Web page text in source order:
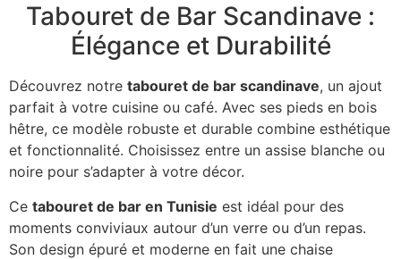
Tabouret de Bar Scandinave :
Élégance et Durabilité
Découvrez notre tabouret de bar scandinave, un ajout
parfait à votre cuisine ou café. Avec ses pieds en bois
hêtre, ce modèle robuste et durable combine esthétique
et fonctionnalité. Choisissez entre un assise blanche ou
noire pour s’adapter à votre décor.
Ce tabouret de bar en Tunisie est idéal pour des
moments conviviaux autour d’un verre ou d’un repas.
Son design épuré et moderne en fait une chaise